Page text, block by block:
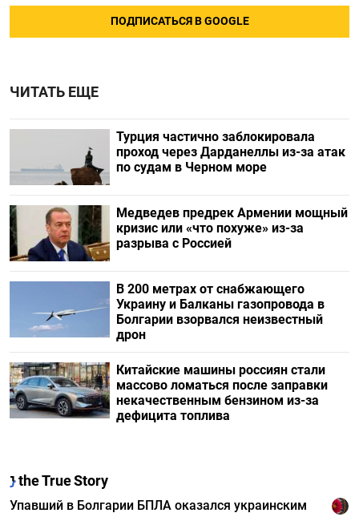
ПОДПИСАТЬСЯ В GOOGLE
ЧИТАТЬ ЕЩЕ
Турция частично заблокировала
проход через Дарданеллы из-за атак
по судам в Черном море
Медведев предрек Армении мощный
кризис или «что похуже» из-за
разрыва с Россией
В 200 метрах от снабжающего
Украину и Балканы газопровода в
Болгарии взорвался неизвестный
дрон
Китайские машины россиян стали
массово ломаться после заправки
некачественным бензином из-за
дефицита топлива